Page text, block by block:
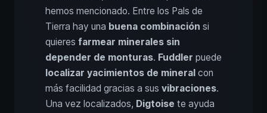
hemos mencionado. Entre los Pals de
Tierra hay una buena combinación si
quieres farmear minerales sin
depender de monturas. Fuddler puede
localizar yacimientos de mineral con
más facilidad gracias a sus vibraciones.
Una vez localizados, Digtoise te ayuda